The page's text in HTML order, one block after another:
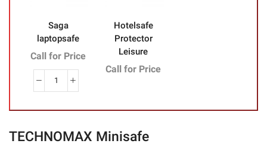
Saga
laptopsafe
Call for Price
quantité
laptopsafe
Hotelsafe
Protector
Leisure
Call for Price
TECHNOMAX Minisafe